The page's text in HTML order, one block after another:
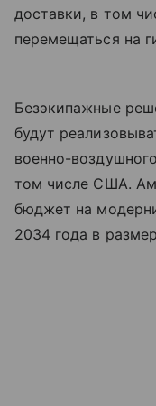
доставки, в том
перемещаться на
Безэкипажные
будут
военно-
том числе США.
бюджет на
2034 года в